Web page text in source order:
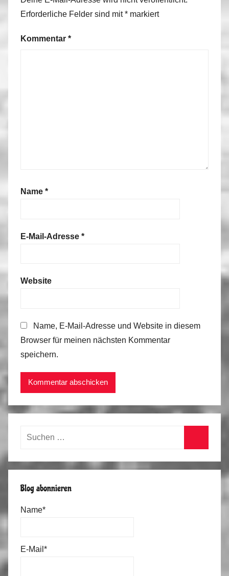
Erforderliche Felder sind mit* markiert
Kommentar *
Name *
E-Mail-Adresse *
Website
Name, E-Mail-Adresse und Website in diesem
Browser für meinen nächsten Kommentar
speichern.
Suchen
Blog abonnieren
Name*
E-Mail*